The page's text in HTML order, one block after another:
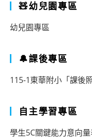
🧸幼兒園專區
幼兒園專區
🔔課後專區
115-1東華附小「課後
自主學習專區
學生5C關鍵能力意向